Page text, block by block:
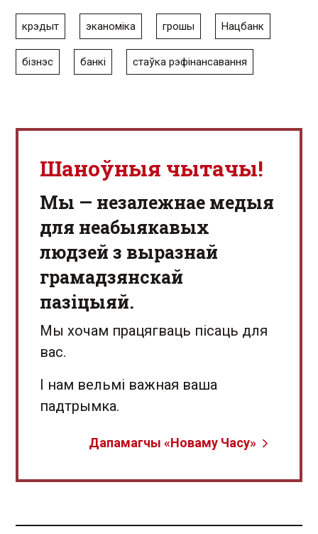
крэдыт эканоміка грошы Нацбанк
бізнэс банкі стаўка рэфінансавання
Шаноўныя чытачы!
Мы — незалежнае медыя
для неабыякавых
людзей з выразнай
грамадзянскай
пазіцыяй.
Мы хочам працягваць пісаць для
вас.
І нам вельмі важная ваша
падтрымка.
Дапамагчы «Новаму Часу»